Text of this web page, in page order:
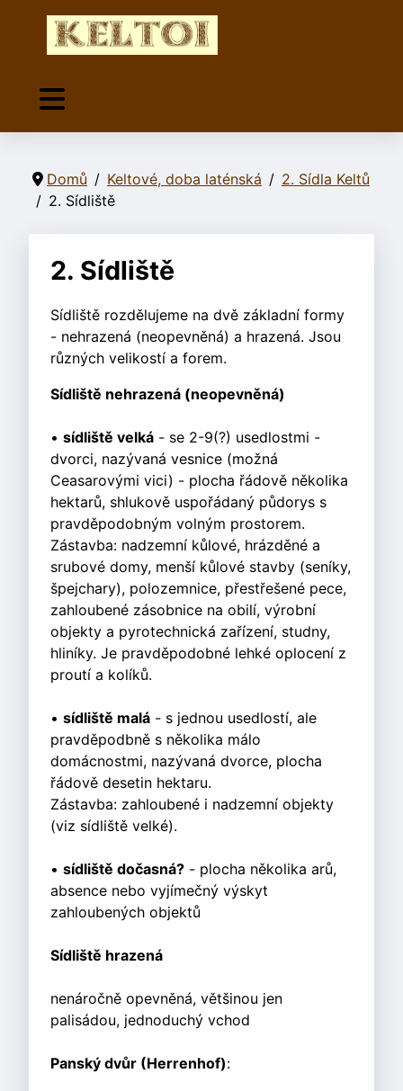
Domů Keltové, doba laténská
2. Sídla Keltů
2. Sídliště
2. Sídliště
Sídliště rozdělujeme na dvě základní formy
- nehrazená (neopevněná) a hrazená. Jsou
různých velikostí a forem.
Sídliště nehrazená (neopevněná)
• sídliště velká - se 2-9(?) usedlostmi -
dvorci, nazývaná vesnice (možná
Ceasarovými vici) - plocha řádově několika
hektarů, shlukově uspořádaný půdorys s
pravděpodobným volným prostorem.
Zástavba: nadzemní kůlové, hrázděné a
srubové domy, menší kůlové stavby (seníky,
špejchary), polozemnice, přestřešené pece,
zahloubené zásobnice na obilí, výrobní
objekty a pyrotechnická zařízení, studny,
hliníky. Je pravděpodobné lehké oplocení z
proutí a kolíků.
• sídliště malá - s jednou usedlostí, ale
pravděpodbně s několika málo
domácnostmi, nazývaná dvorce, plocha
řádově desetin hektaru.
Zástavba: zahloubené i nadzemní objekty
(viz sídliště velké).
• sídliště dočasná? - plocha několika arů,
absence nebo vyjímečný výskyt
zahloubených objektů
Sídliště hrazená
nenáročně opevněná, většinou jen
palisádou, jednoduchý vchod
Panský dvůr (Herrenhof):